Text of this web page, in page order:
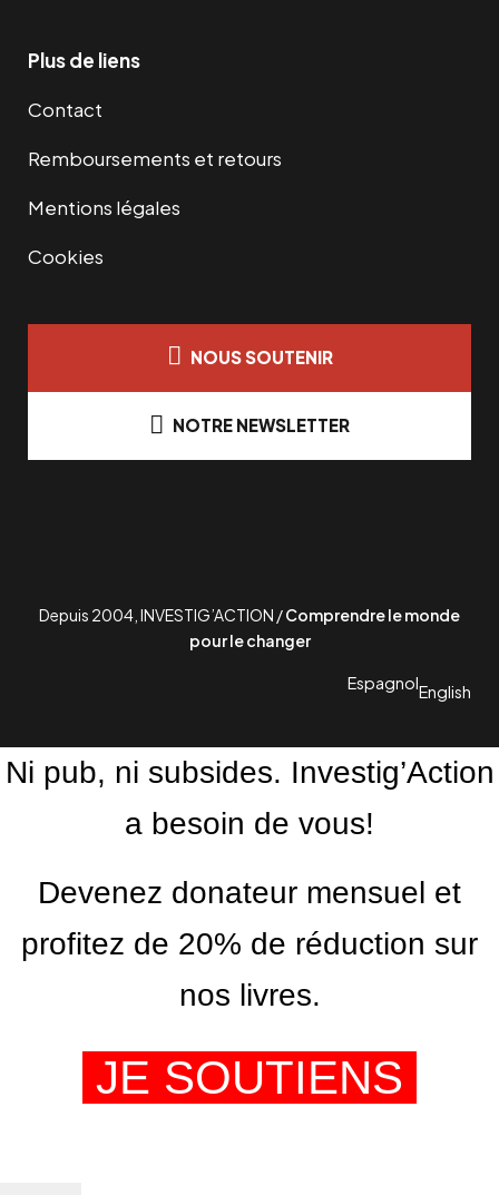
Plus de liens
Contact
Remboursements et retours
Mentions légales
Cookies
NOUS SOUTENIR
NOTRE NEWSLETTER
Depuis 2004, INVESTIG’ACTION /Comprendre le monde
pour le changer
EspagnolEnglish
Ni pub, ni subsides. Investig’Action
a besoin de vous!
Devenez donateur mensuel et
profitez de 20% de réduction sur
nos livres.
JE SOUTIENS